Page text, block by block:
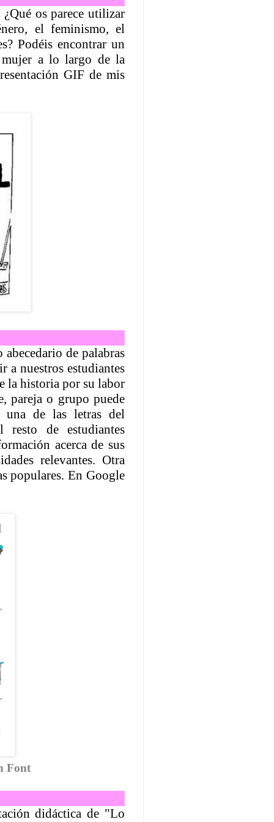
os parece utilizar
el feminismo, el
Podéis encontrar un
mujer a lo largo de la
GIF de mis
de palabras
a nuestros estudiantes
la historia por su labor
pareja o grupo puede
una de las letras del
resto de estudiantes
acerca de sus
relevantes. Otra
populares. En Google
Font
didáctica de "Lo